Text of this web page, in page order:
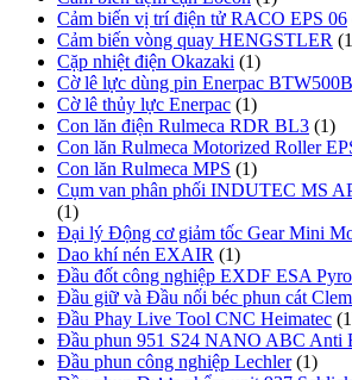
Cảm biến vị trí điện tử RACO EPS 06
Cảm biến vòng quay HENGSTLER
Cặp nhiệt điện Okazaki (1)
Cờ lê lực dùng pin Enerpac BTW500B
Cờ lê thủy lực Enerpac (1)
Con lăn điện Rulmeca RDR BL3 (1)
Con lăn Rulmeca Motorized Roller
Con lăn Rulmeca MPS (1)
Cụm van phân phối INDUTEC MS
(1)
Đại lý Động cơ giảm tốc Gear Mini
Dao khí nén EXAIR (1)
Đầu đốt công nghiệp EXDF ESA
Đầu giữ và Đầu nối béc phun cát
Đầu Phay Live Tool CNC Heimatec
Đầu phun 951 S24 NANO ABC Anti
Đầu phun công nghiệp Lechler (1)